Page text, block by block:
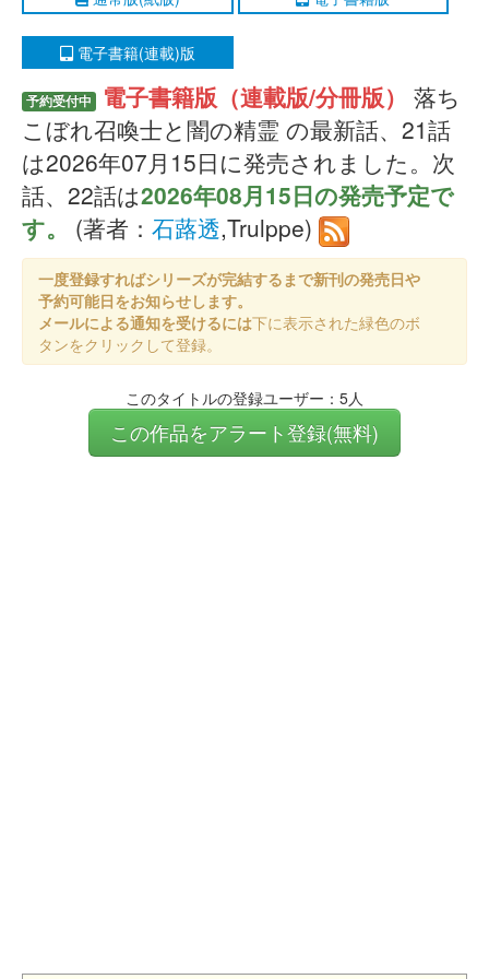
電子書籍(連載)版
予約受付中 電子書籍版（連載版/分冊版） 落ち
こぼれ召喚士と闇の精霊 の最新話、21話
は2026年07月15日に発売されました。次
話、22話は2026年08月15日の発売予定で
す。
(著者： 石蕗透,Trulppe)
一度登録すればシリーズが完結するまで新刊の発売日や
予約可能日をお知らせします。
メールによる通知を受けるには下に表示された緑色のボ
タンをクリックして登録。
このタイトルの登録ユーザー：5人
この作品をアラート登録(無料)